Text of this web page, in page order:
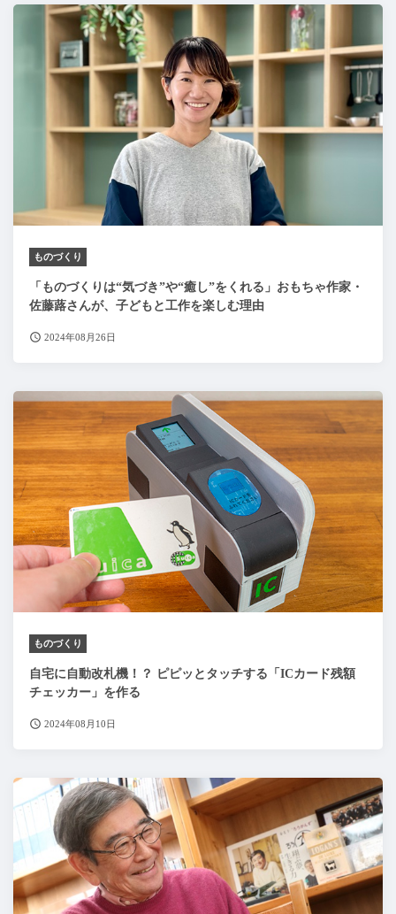
ものづくり
「ものづくりは“気づき”や“癒し”をくれる」おもちゃ作家・
佐藤蕗さんが、子どもと工作を楽しむ理由
2024年08月26日
ものづくり
自宅に自動改札機！？ ピピッとタッチする「ICカード残額
チェッカー」を作る
2024年08月10日